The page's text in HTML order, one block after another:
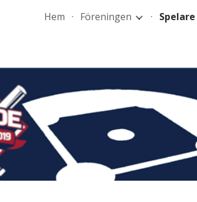
Skip to main content
Hem Föreningen Spelare